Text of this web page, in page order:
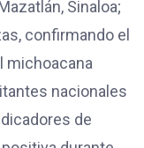
Sinaloa;
confirmando el
michoacana
nacionales
de